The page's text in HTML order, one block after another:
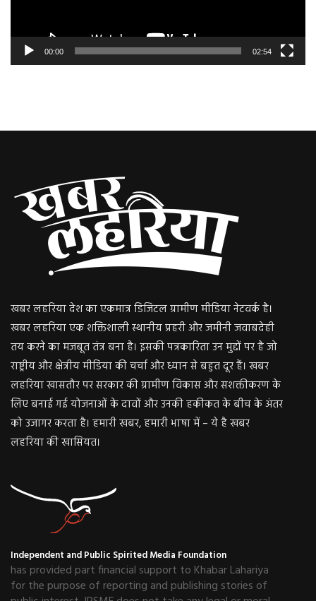
00:00 02:54
खबर लहरिया देश का एकमात्र डिजिटल ग्रामीण मीडिया नेटवर्क है।
खबर लहरिया एक शक्तिशाली स्थानीय प्रहरी और जमीनी जवाबदेही
तय करने का मजबूत तंत्र बना है। इसकी पत्रकारिता उन मुद्दों पर है जो
राष्ट्रीय और क्षेत्रीय मीडिया की चर्चा और ध्यान से बहुत दूर हैं। खबर
लहरिया खासतौर पर सरकार की ग्रामीण विकास और सशक्तीकरण के
लिए बनाई गई योजनाओं के दावों और उनकी हकीकत के बीच के अंतर
को उजागर करता है। हमारी खबर, हमारी भाषा में – ये है खबर
लहरिया की खासियत।
Independent and Public Spirited Media Foundation
has provided part financial support to Khabar Lahariya
for the purpose of reporting and publishing stories of